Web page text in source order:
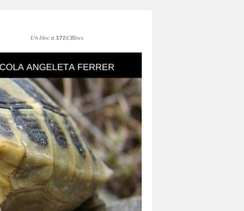
Un bloc a XTECBlocs